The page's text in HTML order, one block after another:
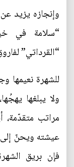
“سلامة في
“القرداتي” لفاروق
للشهرة نعيمها
ولا يبلغها
مراتب
عيشته ويحنّ إلى
فإن بريق